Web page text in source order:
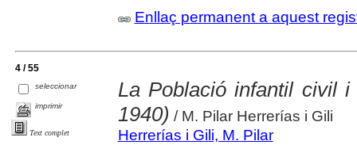
Enllaç permanent a aquest
4 / 55
seleccionar
imprimir
Text complet
La Població infantil civil
1940) / M. Pilar Herrerías i Gili
Herrerías i Gili, M. Pilar